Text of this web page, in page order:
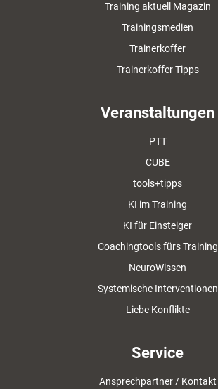
Training aktuell Magazin
Trainingsmedien
Trainerkoffer
Trainerkoffer Tipps
Veranstaltungen
PTT
CUBE
tools+tipps
KI im Training
KI für Einsteiger
Coachingtools fürs Training
NeuroWissen
Systemische Interventionen
Liebe Konflikte
Service
Ansprechpartner / Kontakt